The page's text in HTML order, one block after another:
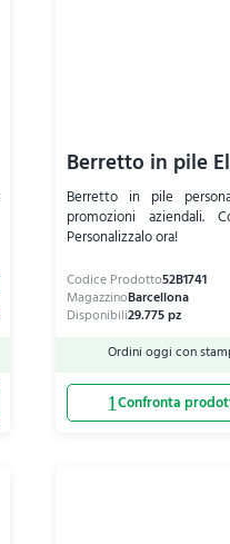
Berretto in pile
Berretto in pile
promozioni
Personalizzalo ora!
Ordini oggi con